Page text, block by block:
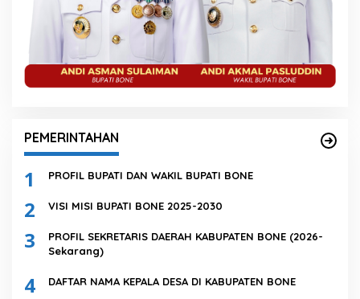
PEMERINTAHAN
1 PROFIL BUPATI DAN WAKIL BUPATI BONE
2 VISI MISI BUPATI BONE 2025-2030
3
PROFIL SEKRETARIS DAERAH KABUPATEN BONE (2026-
Sekarang)
4 DAFTAR NAMA KEPALA DESA DI KABUPATEN BONE